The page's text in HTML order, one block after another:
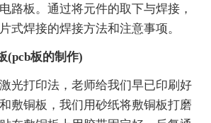
路板。通过将元件的取下与焊接，
式焊接的焊接方法和注意事项。
(pcb板的制作)
打印法，老师给我们早已印刷好
敷铜板，我们用砂纸将敷铜板打磨